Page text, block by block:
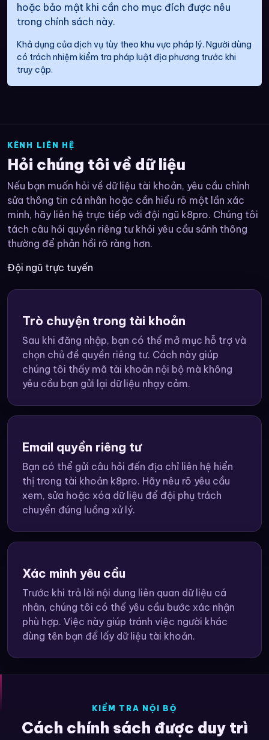
hoặc bảo mật khi cần cho mục đích được nêu
trong chính sách này.
Khả dụng của dịch vụ tùy theo khu vực pháp lý. Người dùng
có trách nhiệm kiểm tra pháp luật địa phương trước khi
truy cập.
KÊNH LIÊN HỆ
Hỏi chúng tôi về dữ liệu
Nếu bạn muốn hỏi về dữ liệu tài khoản, yêu cầu chỉnh
sửa thông tin cá nhân hoặc cần hiểu rõ một lần xác
minh, hãy liên hệ trực tiếp với đội ngũ k8pro. Chúng tôi
tách câu hỏi quyền riêng tư khỏi yêu cầu sảnh thông
thường để phản hồi rõ ràng hơn.
Đội ngũ trực tuyến
Trò chuyện trong tài khoản
Sau khi đăng nhập, bạn có thể mở mục hỗ trợ và
chọn chủ đề quyền riêng tư. Cách này giúp
chúng tôi thấy mã tài khoản nội bộ mà không
yêu cầu bạn gửi lại dữ liệu nhạy cảm.
Email quyền riêng tư
Bạn có thể gửi câu hỏi đến địa chỉ liên hệ hiển
thị trong tài khoản k8pro. Hãy nêu rõ yêu cầu
xem, sửa hoặc xóa dữ liệu để đội phụ trách
chuyển đúng luồng xử lý.
Xác minh yêu cầu
Trước khi trả lời nội dung liên quan dữ liệu cá
nhân, chúng tôi có thể yêu cầu bước xác nhận
phù hợp. Việc này giúp tránh việc người khác
dùng tên bạn để lấy dữ liệu tài khoản.
KIỂM TRA NỘI BỘ
Cách chính sách được duy trì